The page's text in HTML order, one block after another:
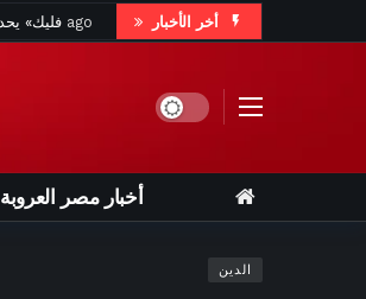
أخر الأخبار
Dark mode
أخبار مصر العروبة
الدين